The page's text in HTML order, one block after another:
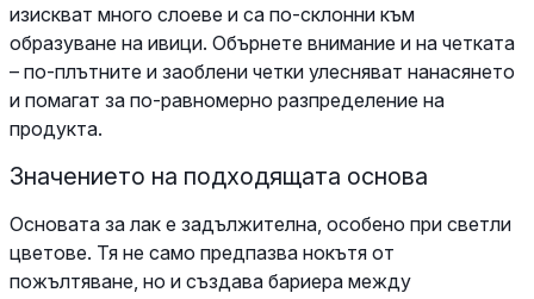
изискват много слоеве и са по-склонни към
образуване на ивици. Обърнете внимание и на четката
– по-плътните и заоблени четки улесняват нанасянето
и помагат за по-равномерно разпределение на
продукта.
Значението на подходящата основа
Основата за лак е задължителна, особено при светли
цветове. Тя не само предпазва нокътя от
пожълтяване, но и създава бариера между